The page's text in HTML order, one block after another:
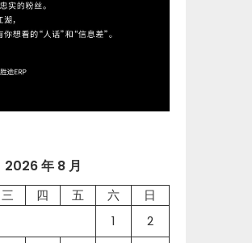
2026 年 8 月
三 四 五 六
日
1
2